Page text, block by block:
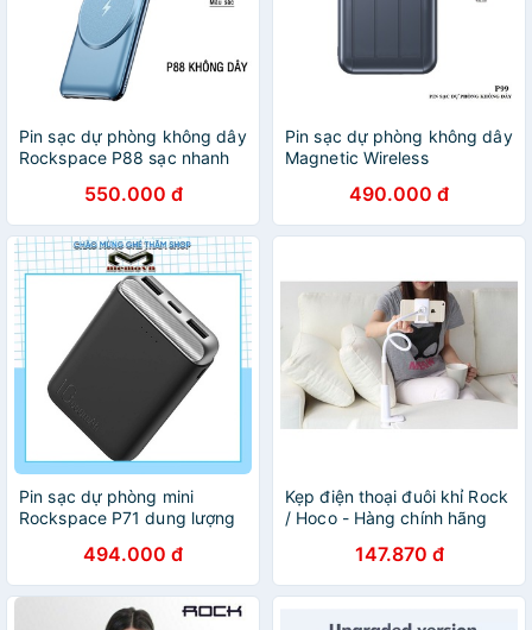
Pin sạc dự phòng không dây
Rockspace P88 sạc nhanh
10000mAh, sạc nhanh cho
ip12, ip13 Hàng chính hãng
550.000 đ
Pin sạc dự phòng không dây
Magnetic Wireless
chuẩn PD cho iPhone và
androind - Hàng chính hãng
490.000 đ
Pin sạc dự phòng mini
Rockspace P71 dung lượng
494.000 đ
Kẹp điện thoại đuôi khỉ Rock
/ Hoco - Hàng chính hãng
147.870 đ